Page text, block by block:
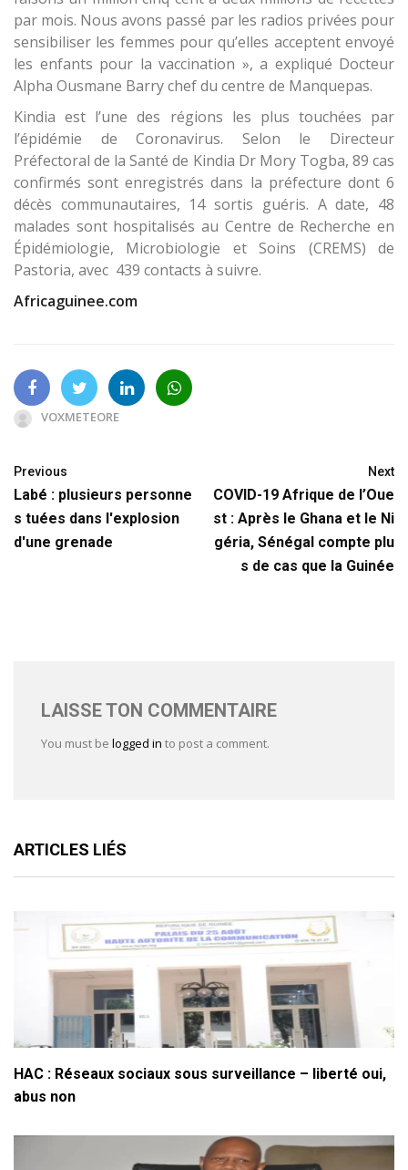
par mois. Nous avons passé par les radios privées pour
sensibiliser les femmes pour qu’elles acceptent envoyé
les enfants pour la vaccination », a expliqué Docteur
Alpha Ousmane Barry chef du centre de Manquepas.
Kindia est l’une des régions les plus touchées par
l’épidémie de Coronavirus. Selon le Directeur
Préfectoral de la Santé de Kindia Dr Mory Togba, 89 cas
confirmés sont enregistrés dans la préfecture dont 6
décès communautaires, 14 sortis guéris. A date, 48
malades sont hospitalisés au Centre de Recherche en
Épidémiologie, Microbiologie et Soins (CREMS) de
Pastoria, avec 439 contacts à suivre.
Africaguinee.com
VOXMETEORE
Previous
Labé : plusieurs personne
s tuées dans l'explosion
d'une grenade
Next
COVID-19 Afrique de l’Oue
st : Après le Ghana et le Ni
géria, Sénégal compte plu
s de cas que la Guinée
LAISSE TON COMMENTAIRE
You must be logged in to post a comment.
ARTICLES LIÉS
HAC : Réseaux sociaux sous surveillance – liberté oui,
abus non